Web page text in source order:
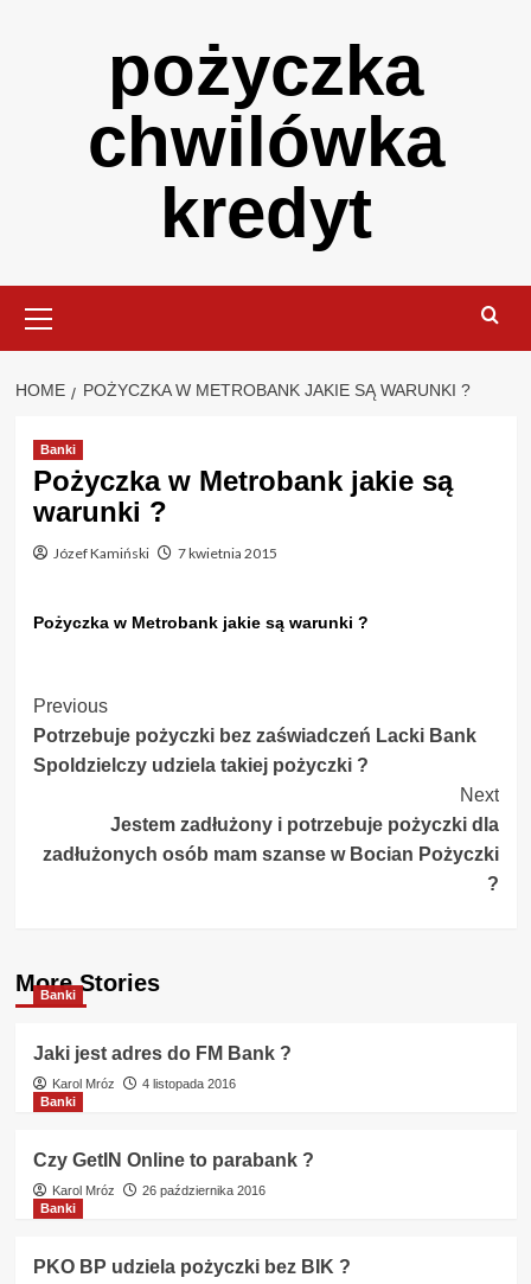
pożyczka
chwilówka
kredyt
Menu
HOME POŻYCZKA W METROBANK JAKIE SĄ WARUNKI ?
Banki
Pożyczka w Metrobank jakie są
warunki ?
Józef Kamiński 7 kwietnia 2015
Pożyczka w Metrobank jakie są warunki ?
Post
Navigation
Previous
Potrzebuje pożyczki bez zaświadczeń Lacki Bank
Spoldzielczy udziela takiej pożyczki ?
Next
Jestem zadłużony i potrzebuje pożyczki dla
zadłużonych osób mam szanse w Bocian Pożyczki
?
More Stories
Banki
Jaki jest adres do FM Bank ?
Karol Mróz
4 listopada 2016
Banki
Czy GetIN Online to parabank ?
Karol Mróz
26 października 2016
Banki
PKO BP udziela pożyczki bez BIK ?